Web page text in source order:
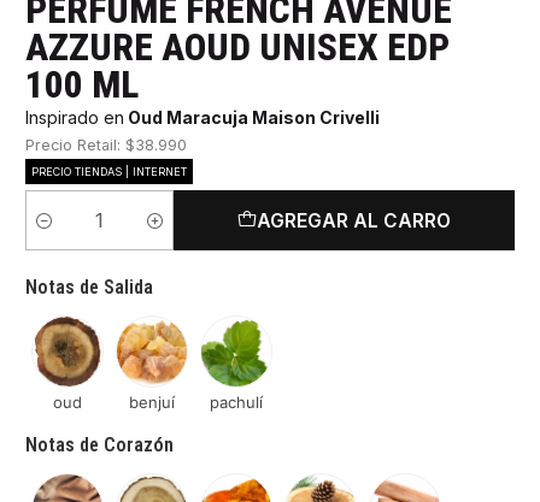
PERFUME FRENCH AVENUE
AZZURE AOUD UNISEX EDP
100 ML
Inspirado en Oud Maracuja Maison Crivelli
Precio Retail: $38.990
PRECIO TIENDAS | INTERNET
Cantidad
AGREGAR AL CARRO
Notas de Salida
oud benjuí pachulí
Notas de Corazón